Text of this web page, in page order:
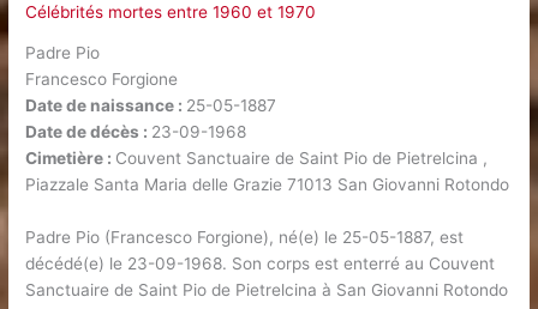
Célébrités mortes entre 1960 et 1970
Padre Pio
Francesco Forgione
Date de naissance : 25-05-1887
Date de décès : 23-09-1968
Cimetière : Couvent Sanctuaire de Saint Pio de Pietrelcina ,
Piazzale Santa Maria delle Grazie 71013 San Giovanni Rotondo
Padre Pio (Francesco Forgione), né(e) le 25-05-1887, est
décédé(e) le 23-09-1968. Son corps est enterré au Couvent
Sanctuaire de Saint Pio de Pietrelcina à San Giovanni Rotondo